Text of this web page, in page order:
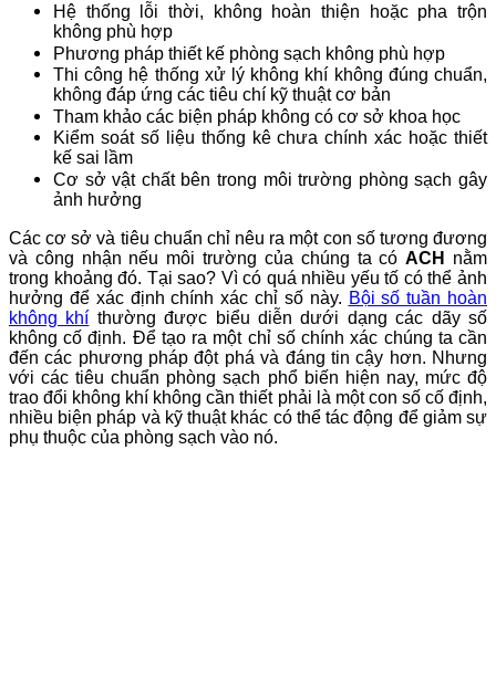
Hệ thống lỗi thời, không hoàn thiện hoặc pha trộn
không phù hợp
Phương pháp thiết kế phòng sạch không phù hợp
Thi công hệ thống xử lý không khí không đúng chuẩn,
không đáp ứng các tiêu chí kỹ thuật cơ bản
Tham khảo các biện pháp không có cơ sở khoa học
Kiểm soát số liệu thống kê chưa chính xác hoặc thiết
kế sai lầm
Cơ sở vật chất bên trong môi trường phòng sạch gây
ảnh hưởng
Các cơ sở và tiêu chuẩn chỉ nêu ra một con số tương đương
và công nhận nếu môi trường của chúng ta cóACH
nằm
trong khoảng đó. Tại sao? Vì có quá nhiều yếu tố có thể ảnh
hưởng để xác định chính xác chỉ số này. Bội số tuần hoàn
không khí thường được biểu diễn dưới dạng các dãy số
không cố định. Để tạo ra một chỉ số chính xác chúng ta cần
đến các phương pháp đột phá và đáng tin cậy hơn. Nhưng
với các tiêu chuẩn phòng sạch phổ biến hiện nay, mức độ
trao đổi không khí không cần thiết phải là một con số cố định,
nhiều biện pháp và kỹ thuật khác có thể tác động để giảm sự
phụ thuộc của phòng sạch vào nó.